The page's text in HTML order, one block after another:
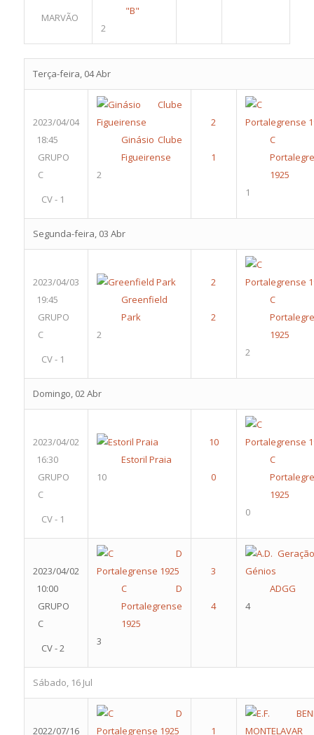
MARVÃO
"B"
2
Terça-feira, 04 Abr
2023/04/04
18:45
GRUPO
C
CV - 1
Ginásio Clube
Figueirense
2
C
1925
1
Segunda-feira, 03 Abr
2023/04/03
19:45
GRUPO
C
CV - 1
Greenfield
Park
2
C
1925
2
Domingo, 02 Abr
2023/04/02
16:30
GRUPO
C
CV - 1
Estoril Praia
10
C
1925
0
2023/04/02
10:00
GRUPO
C
CV - 2
C D
Portalegrense
1925
3
ADGG
4
Sábado, 16 Jul
2022/07/16